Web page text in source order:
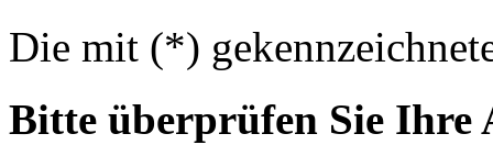
Die mit (*)
Bitte überprüfen Sie Ihre